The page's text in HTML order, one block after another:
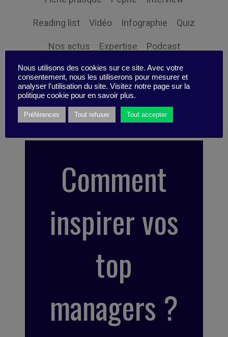
Reading list Vidéo Infographie Quiz
Nos actus Expertise Podcast
Boite à idées Idea Box Point of view
Scénario Tips
Comment
inspirer vos
top
managers ?
Nous utilisons des cookies sur ce site. Avec votre
consentement, nous les utiliserons pour mesurer et
analyser l'utilisation du site. Visitez notre page sur la
politique cookie pour en savoir plus.
Préférences Tout refuser Tout accepter